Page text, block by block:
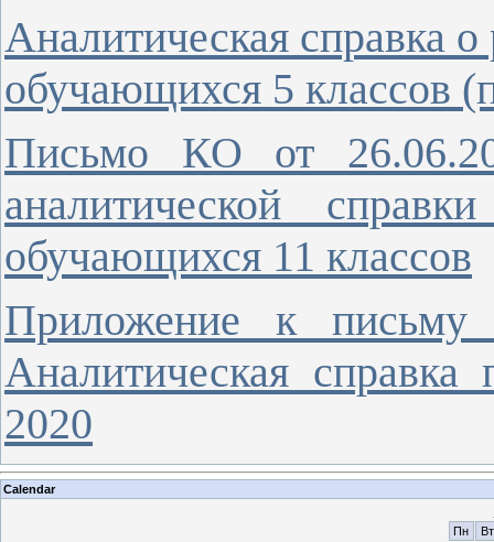
Аналитическая справка
обучающихся 5 классов
Письмо КО от
аналитической
обучающихся 11 классов
Приложение к
Аналитическая
2020
Calendar
Пн
Вт